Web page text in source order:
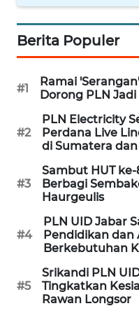
Berita Populer
#1
Ramai
Dorong PLN
#2
PLN Electricity
Perdana Live
di Sumatera
#3
Sambut HUT ke-
Berbagi
Haurgeulis
#4
PLN UID Jabar
Pendidikan dan
Berkebutuhan
#5
Srikandi PLN
Tingkatkan
Rawan Longsor
WN
BANTEN
WN
NTT
WN
KEPRI
WN
PAPUA
WN
PAPUA
WN